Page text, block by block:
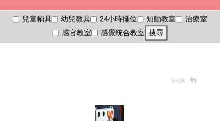
兒童輔具 幼兒教具 24小時擺位 知動教室
治療室
感官教室
感覺統合教室 搜尋